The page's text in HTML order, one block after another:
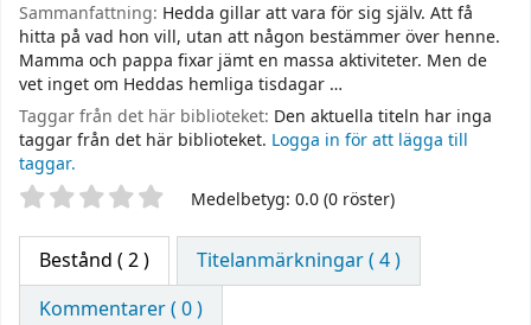
Sammanfattning: Hedda gillar att vara för sig själv. Att få
hitta på vad hon vill, utan att någon bestämmer över henne.
Mamma och pappa fixar jämt en massa aktiviteter. Men de
vet inget om Heddas hemliga tisdagar …
Taggar från det här biblioteket: Den aktuella titeln har inga
taggar från det här biblioteket. Logga in för att lägga till
taggar.
Betyg Medelbetyg: 0.0 (0 röster)
Bestånd ( 2 )
Titelanmärkningar ( 4 )
Kommentarer ( 0 )